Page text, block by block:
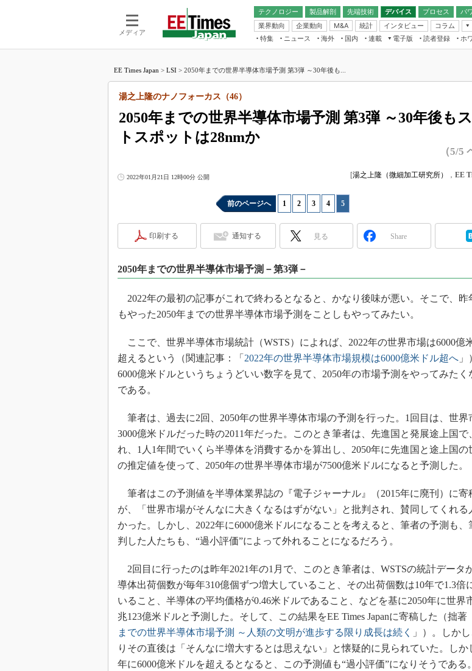
メディア
テクノロジー 製品解剖
先端技術
電池／エネルギー
デバイス
アナログ
マイコン
プロセス パ
無線
業界動向
企業動向 M&A 統計 インタビュー コラム
フィジカルAI
読者調査（EE Times Research）
電源設計（EDN Japan）
特集 ニュース 海外 国内
連載
福田昭のデバイス通信
大山聡の業界スコープ
ック
踊るバズワード ～Behind the
Buzzword
この10年で起こったこと、次の10年
で起こること
光伝送技術を知る
“異端児エンジニア”が仕掛けた社内
改革、執念の180日
JASA発IoT通信
IHSアナリスト「未来展望」
「英語に愛されないエンジニア」の
電子版
電子ブックレット
読者登録 ホ
EE Times Japan > LSI > 2050年までの世界半導体市場予測 第3弾 ～30年後も...
2050年までの世界半導体市場予測 第3弾 ～30年後も
トスポットは28nmか
湯之上隆のナノフォーカス（46）
（5/5
2022年01月21日 12時00分 公開 [湯之上隆（微細加工研究所） ， EE
前のページへ 1 2 3 4 5
印刷する 通知する 見る Share
2050年までの世界半導体市場予測－第3弾－
2022年の最初の記事がこれで終わるとなると、かなり後味が悪い。そこで、昨
もやった2050年までの世界半導体市場予測をことしもやってみたい。
ここで、世界半導体市場統計（WSTS）によれば、2022年の世界市場は6000億
超えるという（関連記事：「 2022年の世界半導体市場規模は6000億米ドル超へ
6000億米ドルというちょうどいい数字を見て、2050年の市場予測をやってみたく
である。
筆者は、過去に2回、2050年の世界半導体市場の予測を行った。1回目は、世界
3000億米ドルだった時の2011年だった。このとき筆者は、先進国と発展途上国で
れ、1人1年間でいくら半導体を消費するかを算出し、2050年に先進国と途上国の
の推定値を使って、2050年の世界半導体市場が7500億米ドルになると予測した。
筆者はこの予測値を半導体業界誌の『電子ジャーナル』（2015年に廃刊）に寄
が、「世界市場がそんなに大きくなるはずがない」と批判され、賛同してくれる
かった。しかし、2022年に6000億米ドルになることを考えると、筆者の予測も、
判した人たちも、“過小評価”によって外れることになるだろう。
2回目に行ったのは昨年2021年の1月で、このとき筆者は、WSTSの統計データ
導体出荷個数が毎年310億個ずつ増大していること、その出荷個数は10年で1.3倍
いること、半導体の平均価格が0.46米ドルであること、などを基に2050年に世界
兆123億米ドルと予測した。そして、この結果をEE Times Japanに寄稿した（拙著
までの世界半導体市場予測 ～人類の文明が進歩する限り成長は続く
」）。しか
りその直後は「そんなに増大するとは思えない」と懐疑的に見られていた。しか
年に6000億米ドルを超えるとなると、この予測値も“過小評価”になりそうである。